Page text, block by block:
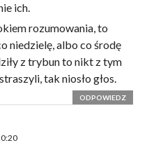
ich.
rozumowania, to
niedzielę, albo co środę
z trybun to nikt z tym
tak niosło głos.
ODPOWIEDZ